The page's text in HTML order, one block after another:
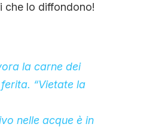
che lo diffondono!
la carne dei
“Vietate la
nelle acque è in